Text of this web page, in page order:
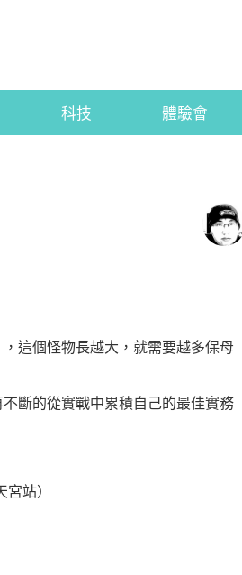
科技 體驗會
這個怪物長越大，就需要越多保母
斷的從實戰中累積自己的最佳實務
站）